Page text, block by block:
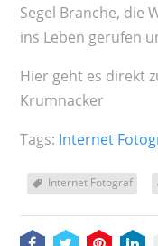
Segel Branche, die
ins Leben gerufen
Hier geht es direkt
Krumnacker
Tags: Internet
Internet Fotograf